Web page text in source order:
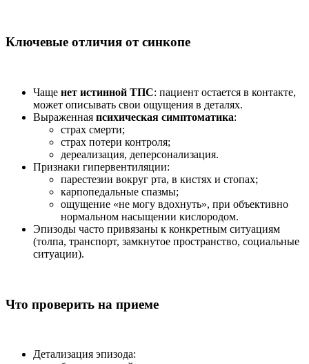
Ключевые отличия от синкопе
Чаще нет истинной ТПС: пациент остается в контакте,
может описывать свои ощущения в деталях.
Выраженная психическая симптоматика:
страх смерти;
страх потери контроля;
дереализация, деперсонализация.
Признаки гипервентиляции:
парестезии вокруг рта, в кистях и стопах;
карпопедальные спазмы;
ощущение «не могу вдохнуть», при объективно
нормальном насыщении кислородом.
Эпизоды часто привязаны к конкретным ситуациям
(толпа, транспорт, замкнутое пространство, социальные
ситуации).
Что проверить на приеме
Детализация эпизода: